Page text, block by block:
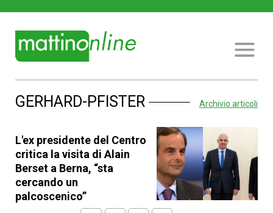
GERHARD-PFISTER Archivio articoli
L'ex presidente del Centro
critica la visita di Alain
Berset a Berna, “sta
cercando un
palcoscenico”